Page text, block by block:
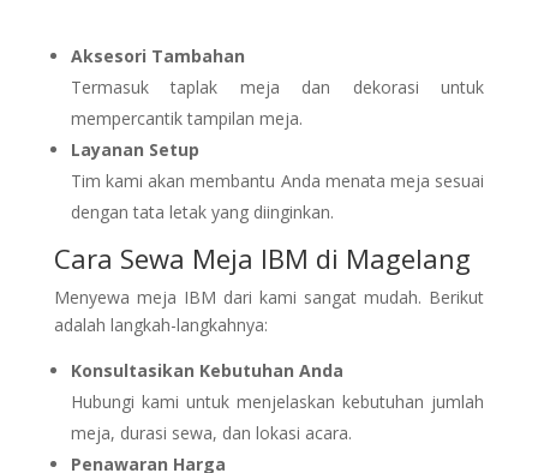
Aksesori Tambahan
Termasuk taplak meja dan dekorasi untuk
mempercantik tampilan meja.
Layanan Setup
Tim kami akan membantu Anda menata meja sesuai
dengan tata letak yang diinginkan.
Cara Sewa Meja IBM di Magelang
Menyewa meja IBM dari kami sangat mudah. Berikut
adalah langkah-langkahnya:
Konsultasikan Kebutuhan Anda
Hubungi kami untuk menjelaskan kebutuhan jumlah
meja, durasi sewa, dan lokasi acara.
Penawaran Harga